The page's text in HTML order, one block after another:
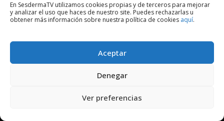
En SesdermaTV utilizamos cookies propias y de terceros para mejorar
y analizar el uso que haces de nuestro site. Puedes rechazarlas u
obtener más información sobre nuestra política de cookies aquí.
Aceptar
Denegar
Ver preferencias
2018 © Copyright Sesderma SL
POLÍTICA DE PRIVACIDAD